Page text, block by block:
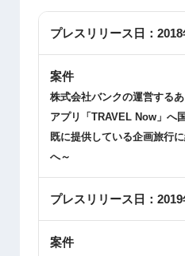
プレスリリース日： 2018
案件
株式会社バンクの運営する
アプリ「 TRAVEL Now 」へ
既に提供している企画旅行
へ～
プレスリリース日： 2019
案件